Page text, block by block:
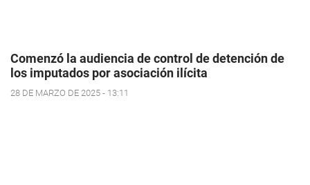
Comenzó la audiencia de control de detención de
los imputados por asociación ilícita
28 DE MARZO DE 2025 - 13:11